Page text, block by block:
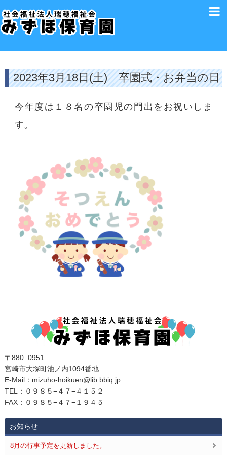
2023年3月18日(土) 卒園式・お弁当の日
今年度は１８名の卒園児の門出をお祝いしま
す。
〒880−0951
宮崎市大塚町池ノ内1094番地
E‐Mail：mizuho-hoikuen@lib.bbiq.jp
TEL：０９８５−４７−４１５２
FAX：０９８５−４７−１９４５
お知らせ
8月の行事予定を更新しました。